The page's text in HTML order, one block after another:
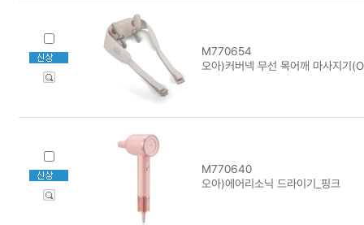
M770654
오아)커버넥 무선 목어깨 마사지기
M770640
오아)에어리소닉 드라이기_핑크